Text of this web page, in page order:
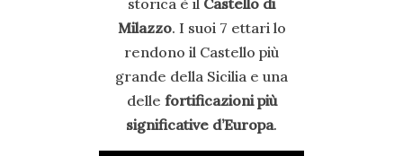
storica è il Castello di
Milazzo. I suoi 7 ettari lo
rendono il Castello più
grande della Sicilia e una
delle fortificazioni più
significative d’Europa.